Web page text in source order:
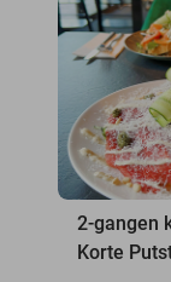
2-gangen
Korte